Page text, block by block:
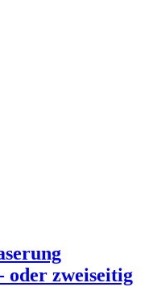
oder zweiseitig